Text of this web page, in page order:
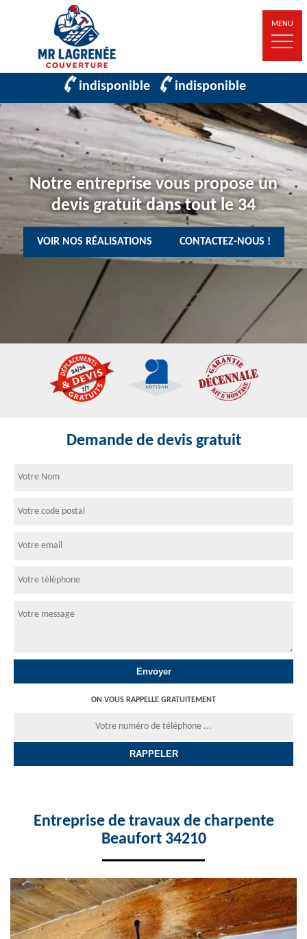
MENU
indisponible indisponible
Notre entreprise vous propose un
devis gratuit dans tout le 34
VOIR NOS RÉALISATIONS CONTACTEZ-NOUS !
Demande de devis gratuit
ON VOUS RAPPELLE GRATUITEMENT
Entreprise de travaux de charpente
Beaufort 34210